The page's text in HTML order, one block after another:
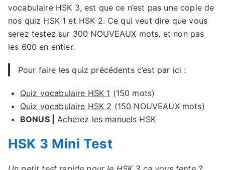
vocabulaire HSK 3, est que ce n’est pas une copie de
nos quiz HSK 1 et HSK 2. Ce qui veut dire que vous
serez testez sur 300 NOUVEAUX mots, et non pas
les 600 en entier.
Pour faire les quiz précédents c’est par ici :
Quiz vocabulaire HSK 1 (150 mots)
Quiz vocabulaire HSK 2 (150 NOUVEAUX mots)
BONUS |
Achetez les manuels HSK
HSK 3 Mini Test